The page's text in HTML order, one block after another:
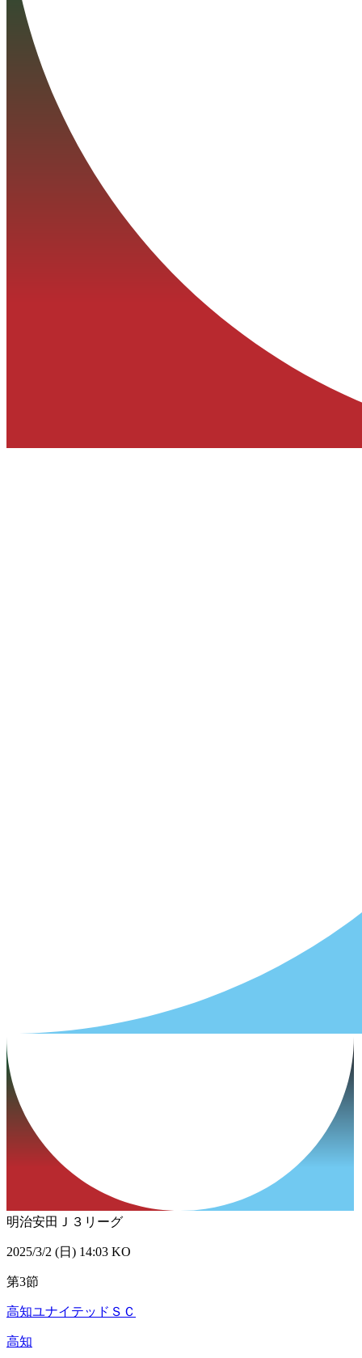
明治安田Ｊ３リーグ
2025/3/2 (日) 14:03 KO
第3節
高知ユナイテッドＳＣ
高知